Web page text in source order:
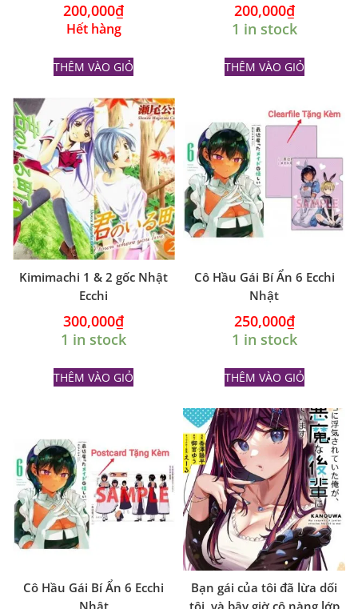
200,000₫
Hết hàng
THÊM VÀO GIỎ
200,000₫
1 in stock
THÊM VÀO GIỎ
Kimimachi 1 & 2 gốc Nhật
Ecchi
300,000₫
1 in stock
THÊM VÀO GIỎ
Cô Hầu Gái Bí Ẩn 6 Ecchi
Nhật
250,000₫
1 in stock
THÊM VÀO GIỎ
Cô Hầu Gái Bí Ẩn 6 Ecchi
Nhật
Bạn gái của tôi đã lừa dối
tôi, và bây giờ cô nàng lớp